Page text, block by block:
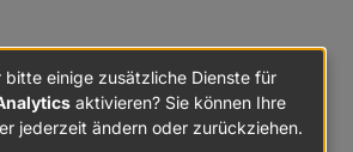
bitte einige zusätzliche Dienste für
aktivieren? Sie können Ihre
jederzeit ändern oder zurückziehen.